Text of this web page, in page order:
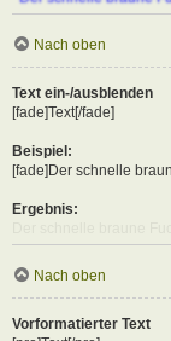
Nach oben
Text ein-/ausblenden
[fade]Text[/fade]
Beispiel:
[fade]Der schnelle
Ergebnis:
Nach oben
Vorformatierter Text